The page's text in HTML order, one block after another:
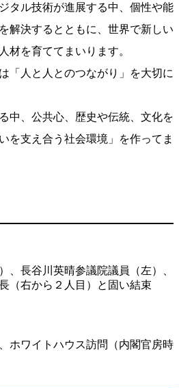
タル技術が進展する中、個性や能
解決するとともに、世界で新しい
材を育ててまいります。
「人と人とのつながり」を大切に
中、公共心、歴史や伝統、文化を
を支え合う社会環境」を作ってま
、長谷川英晴参議院議員（左）、
（右から２人目）と固い結束
ホワイトハウス訪問（内閣官房時